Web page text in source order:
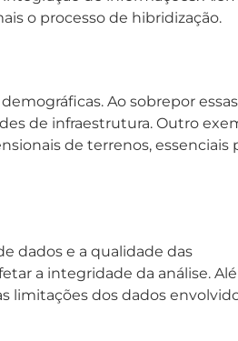
o processo de hibridização.
Ao sobrepor essas
de infraestrutura. Outro
de terrenos, essenciais
dados e a qualidade das
a integridade da análise.
limitações dos dados